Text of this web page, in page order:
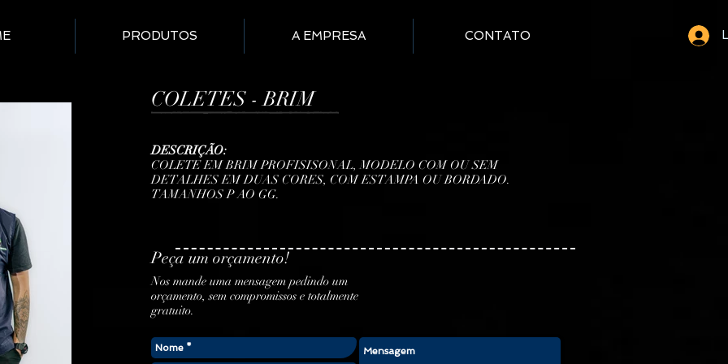
PRODUTOS A EMPRESA CONTATO
COLETES - BRIM
DESCRIÇÃO:
COLETE EM BRIM PROFISISONAL, MODELO COM OU SEM
DETALHES EM DUAS CORES, COM ESTAMPA OU BORDADO.
TAMANHOS P AO GG.
Peça um orçamento!
Nos mande uma mensagem pedindo um
orçamento, sem compromissos e totalmente
gratuito.